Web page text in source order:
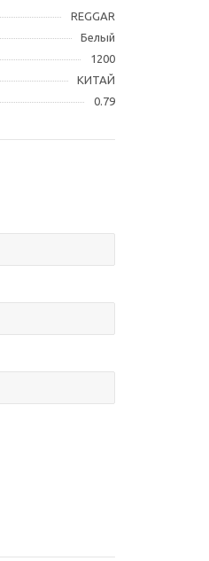
REGGAR
Белый
1200
КИТАЙ
0.79